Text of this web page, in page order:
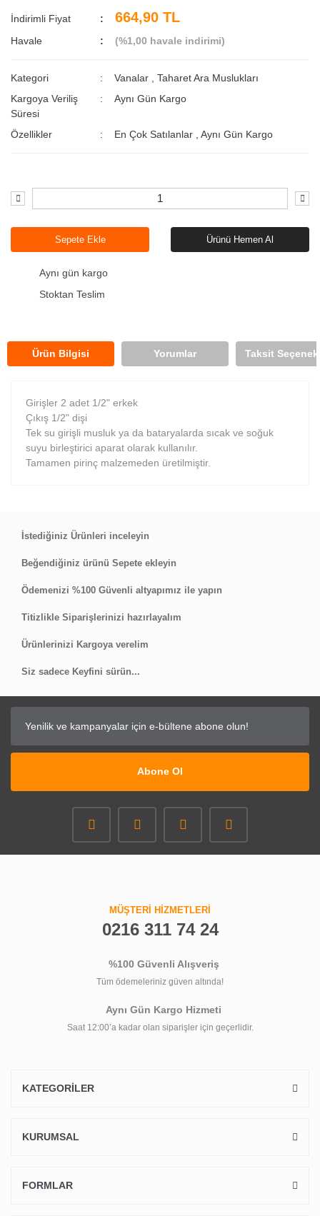
İndirimli Fiyat 664,90 TL
Havale (%1,00 havale indirimi)
Kategori Vanalar ,Taharet Ara Muslukları
Kargoya Veriliş
Süresi
Aynı Gün Kargo
Özellikler En Çok Satılanlar ,Aynı Gün Kargo
Sepete Ekle Ürünü Hemen Al
Aynı gün kargo
Stoktan Teslim
Ürün Bilgisi Yorumlar Taksit
Girişler 2 adet 1/2" erkek
Çıkış 1/2" dişi
Tek su girişli musluk ya da bataryalarda sıcak ve soğuk
suyu birleştirici aparat olarak kullanılır.
Tamamen pirinç malzemeden üretilmiştir.
İstediğiniz Ürünleri inceleyin
Beğendiğiniz ürünü Sepete ekleyin
Ödemenizi %100 Güvenli altyapımız ile yapın
Titizlikle Siparişlerinizi hazırlayalım
Ürünlerinizi Kargoya verelim
Siz sadece Keyfini sürün...
Abone Ol
MÜŞTERİ HİZMETLERİ
0216 311 74 24
%100 Güvenli Alışveriş
Tüm ödemeleriniz güven altında!
Aynı Gün Kargo Hizmeti
Saat 12:00’a kadar olan siparişler için geçerlidir.
KATEGORİLER
KURUMSAL
FORMLAR